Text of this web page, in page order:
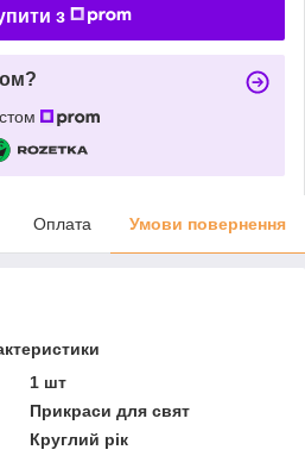
з
Оплата Умови повернення
1 шт
Прикраси для свят
Круглий рік